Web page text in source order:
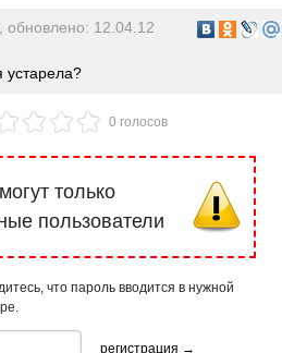
обновлено: 12.04.12
0 голосов
только
пользователи
что пароль вводится в нужной
регистрация →